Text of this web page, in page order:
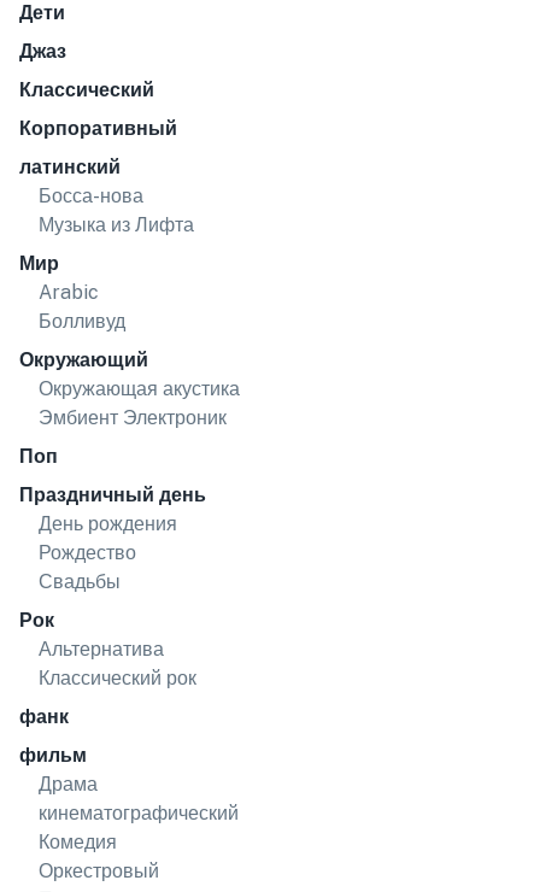
Дети
Джаз
Классический
Корпоративный
латинский
Босса-нова
Музыка из Лифта
Мир
Arabic
Болливуд
Окружающий
Окружающая акустика
Эмбиент Электроник
Поп
Праздничный день
День рождения
Рождество
Свадьбы
Рок
Альтернатива
Классический рок
фанк
фильм
Драма
кинематографический
Комедия
Оркестровый